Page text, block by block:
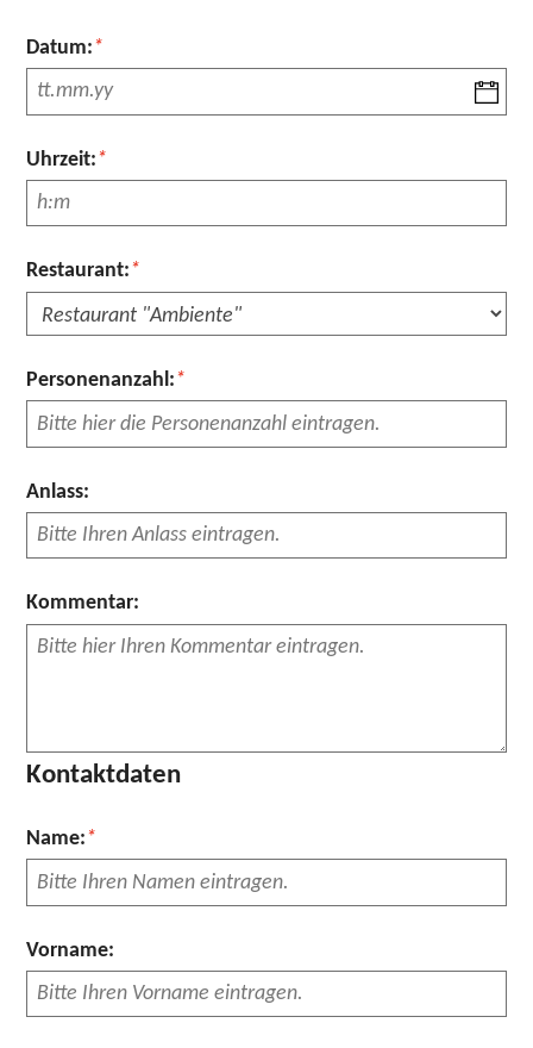
Pflichtfeld
Datum:*
Pflichtfeld
Uhrzeit:*
Pflichtfeld
Restaurant:*
Pflichtfeld
Personenanzahl:*
Anlass:
Kommentar:
Kontaktdaten
Pflichtfeld
Name:*
Vorname: